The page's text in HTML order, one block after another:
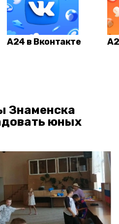
А24 в Вконтакте
Знаменска
юных